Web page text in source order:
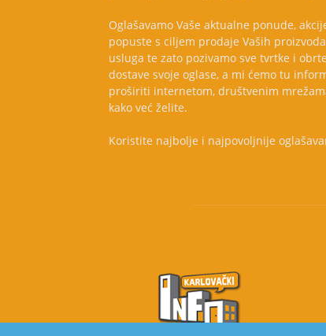
Oglašavamo Vaše aktualne ponude,
popuste s ciljem prodaje Vaših
usluga te zato pozivamo sve tvrtke i
dostave svoje oglase, a mi ćemo tu
proširiti internetom, društvenim
kako već želite.
Koristite najbolje i najpovoljnije